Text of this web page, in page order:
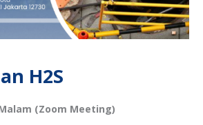
H2S
(Zoom Meeting)